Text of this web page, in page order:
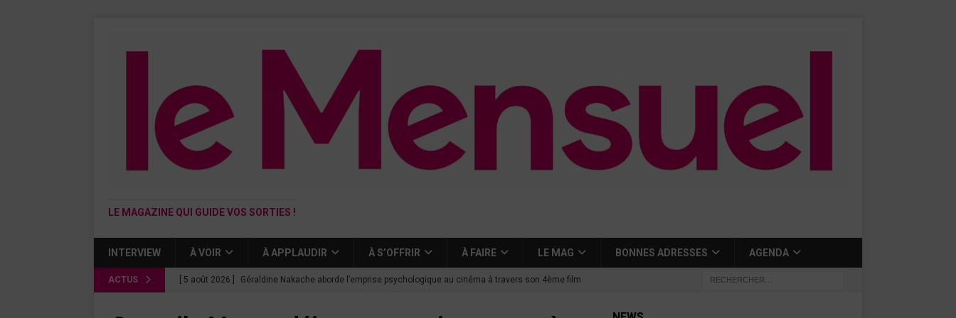
LE MAGAZINE QUI GUIDE VOS SORTIES !
INTERVIEW À VOIR À APPLAUDIR À S’OFFRIR À FAIRE LE MAG BONNES ADRESSES AGENDA
ACTUS [ 5 août 2026 ] Géraldine Nakache aborde l’emprise psychologique au cinéma à travers son 4ème film